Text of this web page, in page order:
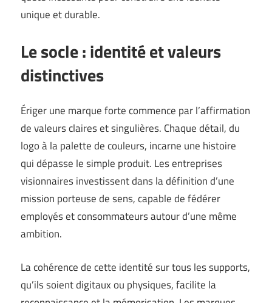
unique et durable.
Le socle : identité et valeurs
distinctives
Ériger une marque forte commence par l’affirmation
de valeurs claires et singulières. Chaque détail, du
logo à la palette de couleurs, incarne une histoire
qui dépasse le simple produit. Les entreprises
visionnaires investissent dans la définition d’une
mission porteuse de sens, capable de fédérer
employés et consommateurs autour d’une même
ambition.
La cohérence de cette identité sur tous les supports,
qu’ils soient digitaux ou physiques, facilite la